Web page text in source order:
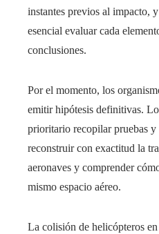
instantes previos al impacto,
esencial evaluar cada
conclusiones.
Por el momento, los
emitir hipótesis definitivas.
prioritario recopilar pruebas
reconstruir con exactitud la
aeronaves y comprender
mismo espacio aéreo.
La colisión de helicópteros